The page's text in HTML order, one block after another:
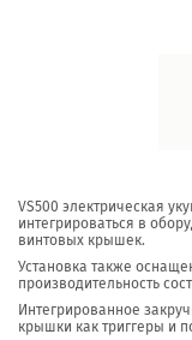
VS500 электрическая
интегрироваться в
винтовых крышек.
Установка также
производительность
Интегрированное
крышки как триггеры и